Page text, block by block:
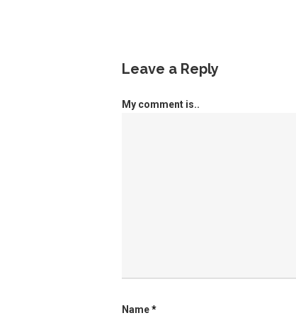
Leave a Reply
My comment is..
Name*